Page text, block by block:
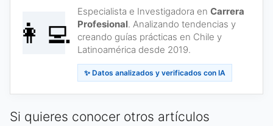
👩‍💻
Especialista e Investigadora en Carrera
Profesional. Analizando tendencias y
creando guías prácticas en Chile y
Latinoamérica desde 2019.
✨ Datos analizados y verificados con IA
Si quieres conocer otros artículos